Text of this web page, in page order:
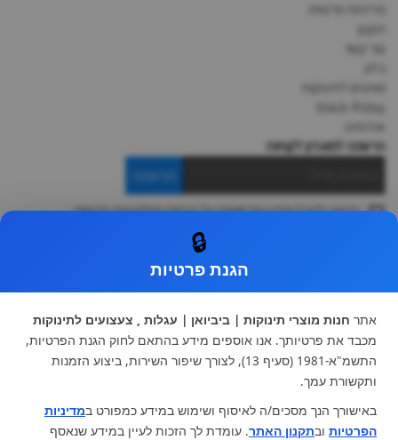
צור קשר
מותגים לתינוקות
black-friday
אודותינו
הרשמה למועדון לקוחות
הרשמה
ברצוני לקבל מידע ופרסומות על הנחות וקולקציות חדשות
עגלות וטיולונים
כיסא בטיחות ואביזרים
ריהוט לתינוקות
מצעים למיטת תינוק וטקסטיל
צעצועי ילדים
על גלגלים
הנקה והאכלה
מוצרי אמבטיה
מוזמנים לבקר אותנו:
🔒
הגנת פרטיות
אתר חנות מוצרי תינוקות | ביביואן | עגלות , צעצועים לתינוקות
מכבד את פרטיותך. אנו אוספים מידע בהתאם לחוק הגנת הפרטיות,
התשמ"א-1981 (סעיף 13), לצורך שיפור השירות, ביצוע הזמנות
ותקשורת עמך.
באישורך הנך מסכים/ה לאיסוף ושימוש במידע כמפורט במדיניות
הפרטיות ובתקנון האתר. עומדת לך הזכות לעיין במידע שנאסף